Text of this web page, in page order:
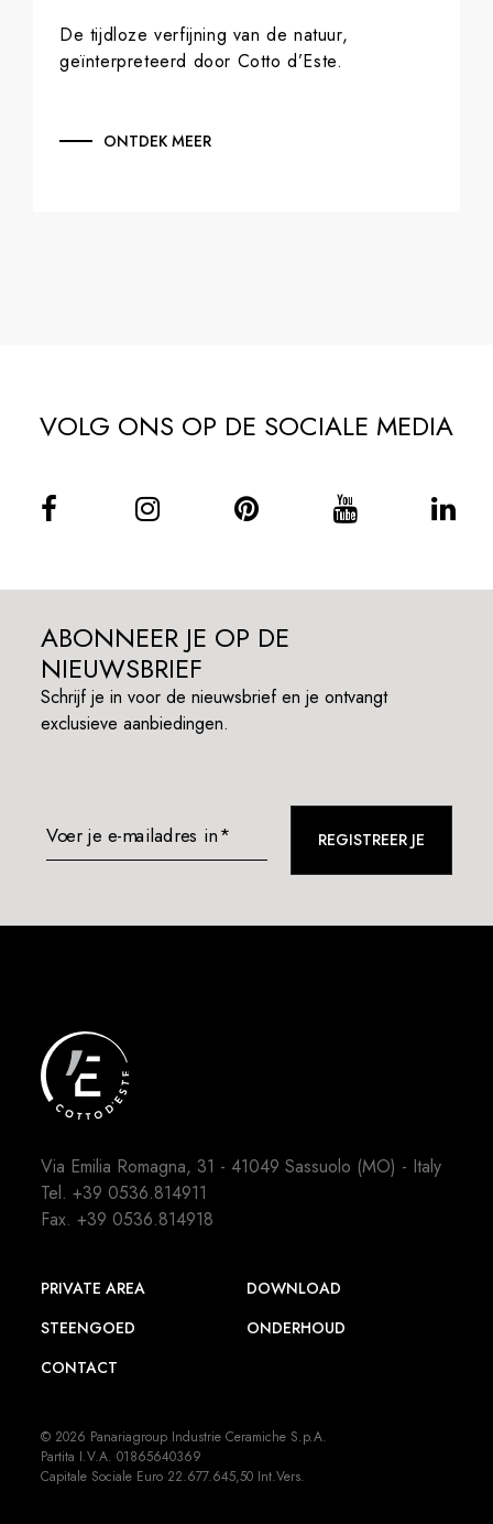
De tijdloze verfijning van de natuur,
geïnterpreteerd door Cotto d’Este.
ONTDEK MEER
VOLG ONS OP DE SOCIALE MEDIA
ABONNEER JE OP DE
NIEUWSBRIEF
Schrijf je in voor de nieuwsbrief en je ontvangt
exclusieve aanbiedingen.
Voer je e-mailadres in* REGISTREER JE
Via Emilia Romagna, 31 - 41049 Sassuolo (MO) - Italy
Tel.+39 0536.814911
Fax. +39 0536.814918
PRIVATE AREA
DOWNLOAD
STEENGOED
ONDERHOUD
CONTACT
© 2026 Panariagroup Industrie Ceramiche S.p.A.
Partita I.V.A. 01865640369
Capitale Sociale Euro 22.677.645,50 Int.Vers.